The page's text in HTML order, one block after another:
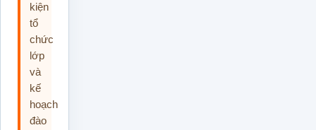
kiện
tổ
chức
lớp
và
kế
hoạch
đào